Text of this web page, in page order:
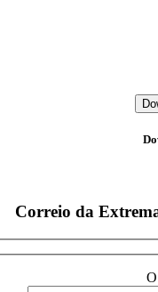
Correio da